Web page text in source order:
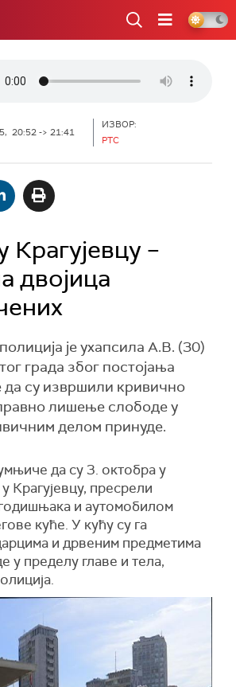
20:52 -> 21:41
ИЗВОР:
РТС
Крагујевцу –
двојица
је ухапсила А.В. (30)
града због постојања
су извршили кривично
лишење слободе у
делом принуде.
да су 3. октобра у
Крагујевцу, пресрели
и аутомобилом
куће. У кућу су га
и дрвеним предметима
у пределу главе и тела,